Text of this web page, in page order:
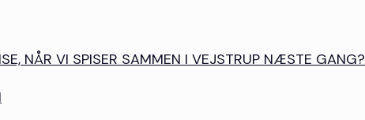
NÅR VI SPISER SAMMEN I VEJSTRUP NÆSTE GANG?